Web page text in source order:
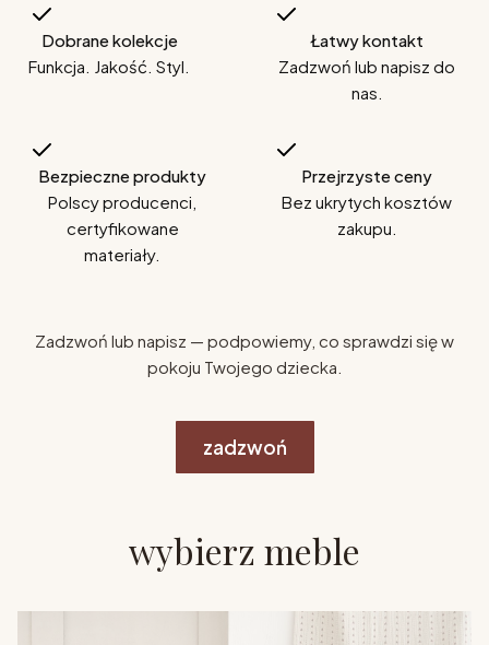
Dobrane kolekcje
Funkcja. Jakość. Styl.
Łatwy kontakt
Zadzwoń lub napisz do
nas.
Bezpieczne produkty
Polscy producenci,
certyfikowane
materiały.
Przejrzyste ceny
Bez ukrytych kosztów
zakupu.
Zadzwoń lub napisz — podpowiemy, co sprawdzi się w
pokoju Twojego dziecka.
zadzwoń
wybierz meble